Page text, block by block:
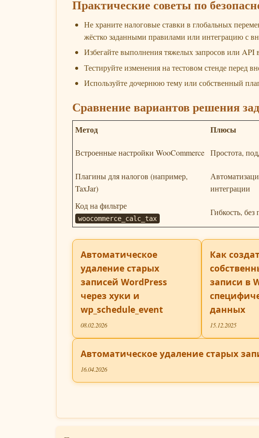
Практические советы по
Не храните налоговые ставки в глобальных
жёстко заданными правилами или интеграцию с
Избегайте выполнения тяжелых запросов или
Тестируйте изменения на тестовом стенде перед
Используйте дочернюю тему или собственный
Сравнение вариантов решения
Метод Плюсы
Встроенные настройки WooCommerce Простота,
Плагины для налогов (например,
TaxJar)
интеграции
Код на фильтре
woocommerce_calc_tax
Гибкость, без
Автоматическое
удаление старых
записей WordPress
через хуки и
wp_schedule_event
08.02.2026
Как
записи в
данных
15.12.2025
Автоматическое удаление старых
16.04.2026